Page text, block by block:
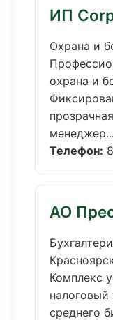
ИП
Охрана и
охрана и
Телефон:
АО
Комплекс
налоговый
среднего